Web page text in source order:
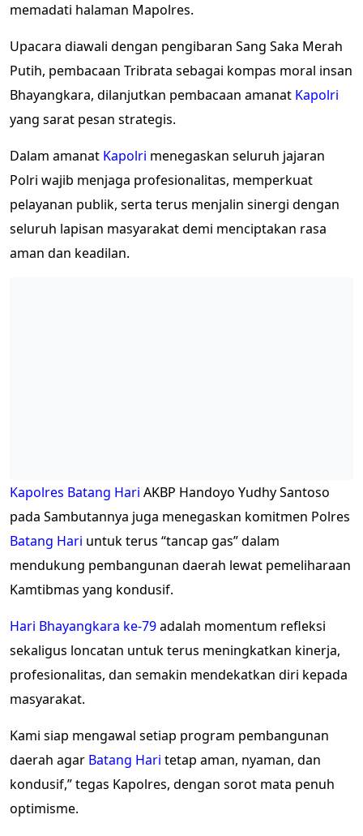
memadati halaman Mapolres.
Upacara diawali dengan pengibaran Sang Saka Merah
Putih, pembacaan Tribrata sebagai kompas moral insan
Bhayangkara, dilanjutkan pembacaan amanat Kapolri
yang sarat pesan strategis.
Dalam amanat Kapolri menegaskan seluruh jajaran
Polri wajib menjaga profesionalitas, memperkuat
pelayanan publik, serta terus menjalin sinergi dengan
seluruh lapisan masyarakat demi menciptakan rasa
aman dan keadilan.
Kapolres Batang Hari AKBP Handoyo Yudhy Santoso
pada Sambutannya juga menegaskan komitmen Polres
Batang Hari untuk terus “tancap gas” dalam
mendukung pembangunan daerah lewat pemeliharaan
Kamtibmas yang kondusif.
Hari Bhayangkara ke-79adalah momentum refleksi
sekaligus loncatan untuk terus meningkatkan kinerja,
profesionalitas, dan semakin mendekatkan diri kepada
masyarakat.
Kami siap mengawal setiap program pembangunan
daerah agar Batang Hari tetap aman, nyaman, dan
kondusif,” tegas Kapolres, dengan sorot mata penuh
optimisme.